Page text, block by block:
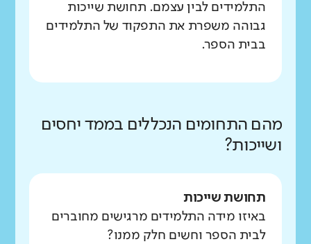
התלמידים לבין עצמם. תחושת שייכות
גבוהה משפרת את התפקוד של התלמידים
בבית הספר.
מהם התחומים הנכללים בממד יחסים
ושייכות?
תחושת שייכות
באיזו מידה התלמידים מרגישים מחוברים
לבית הספר וחשים חלק ממנו?